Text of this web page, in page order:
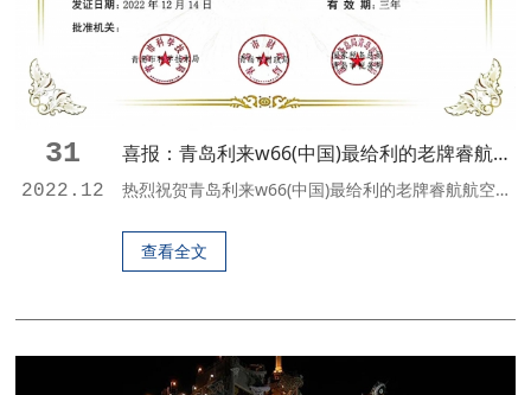
31
2022.12
喜报：青岛利来w66(中国)最给利的老牌睿航航空科技有限公司获国家级高新技术企业认定
热烈祝贺青岛利来w66(中国)最给利的老牌睿航航空科技有限公司荣获2022年度高新技术企业认定获颁《高新技术企业证书》 近日，青岛利来w66(中国)最给利的老牌睿航航空科技有限公司荣获2022年度高新技术企业认定，获得由青岛市科学技术委员会、青岛市财政局、国家税务总局青岛市税务局联合颁发的《高新技术企业证书》，充分体现了企业领先的科技创新能力和经营管理水平。 高新技术企业是指在《国家重点支持的高新技术领域》内，持续进行研究开发与...
查看全文